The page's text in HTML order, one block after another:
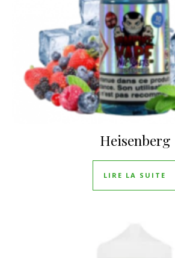
Heisenberg
LIRE LA SUITE